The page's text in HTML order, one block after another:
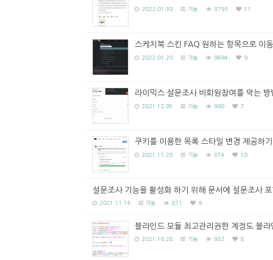
2022.01.30 기능 3793 11
스케치북 스킨 FAQ 원하는 항목으로 이
2022.01.20 기능 9694 9
라이믹스 설문조사 비회원참여를 막는 방
2021.12.05 기능 990 7
쿠키를 이용한 목록 스타일 변경 제공하기
2021.11.20 기능 874 10
설문조사 기능을 활성화 하기 위해 문서에 설문조사
2021.11.14 기능 871 9
블라인드 모듈 최고관리권한 계정도 블라
2021.10.28 기능 932 8